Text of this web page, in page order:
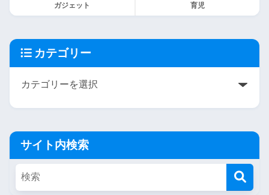
ガジェット 育児
カテゴリー
サイト内検索